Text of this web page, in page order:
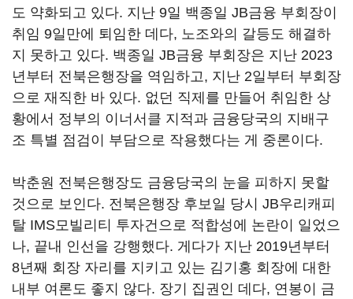
도 약화되고 있다. 지난 9일 백종일 JB금융 부회장이
취임 9일만에 퇴임한 데다, 노조와의 갈등도 해결하
지 못하고 있다. 백종일 JB금융 부회장은 지난 2023
년부터 전북은행장을 역임하고, 지난 2일부터 부회장
으로 재직한 바 있다. 없던 직제를 만들어 취임한 상
황에서 정부의 이너서클 지적과 금융당국의 지배구
조 특별 점검이 부담으로 작용했다는 게 중론이다.
박춘원 전북은행장도 금융당국의 눈을 피하지 못할
것으로 보인다. 전북은행장 후보일 당시 JB우리캐피
탈 IMS모빌리티 투자건으로 적합성에 논란이 일었으
나, 끝내 인선을 강행했다. 게다가 지난 2019년부터
8년째 회장 자리를 지키고 있는 김기홍 회장에 대한
내부 여론도 좋지 않다. 장기 집권인 데다, 연봉이 금